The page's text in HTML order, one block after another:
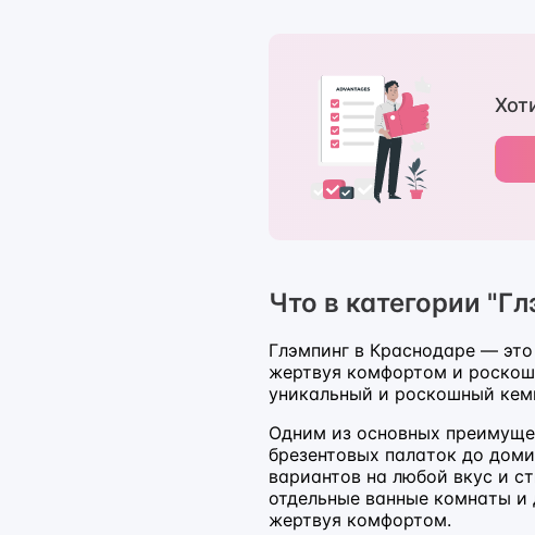
Что в категории
Глэмпинг в Краснодаре —
жертвуя комфортом и
уникальный и роскошный
Одним из основных
брезентовых палаток до
вариантов на любой вкус и
отдельные ванные комнаты и
жертвуя комфортом.